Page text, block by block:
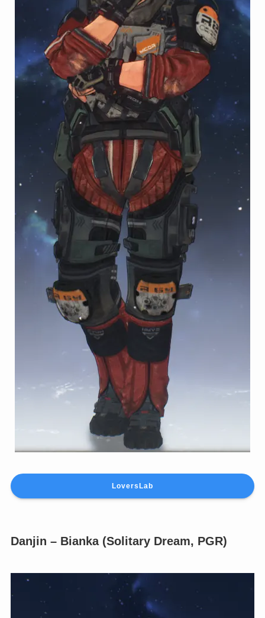
LoversLab
Danjin – Bianka (Solitary Dream, PGR)